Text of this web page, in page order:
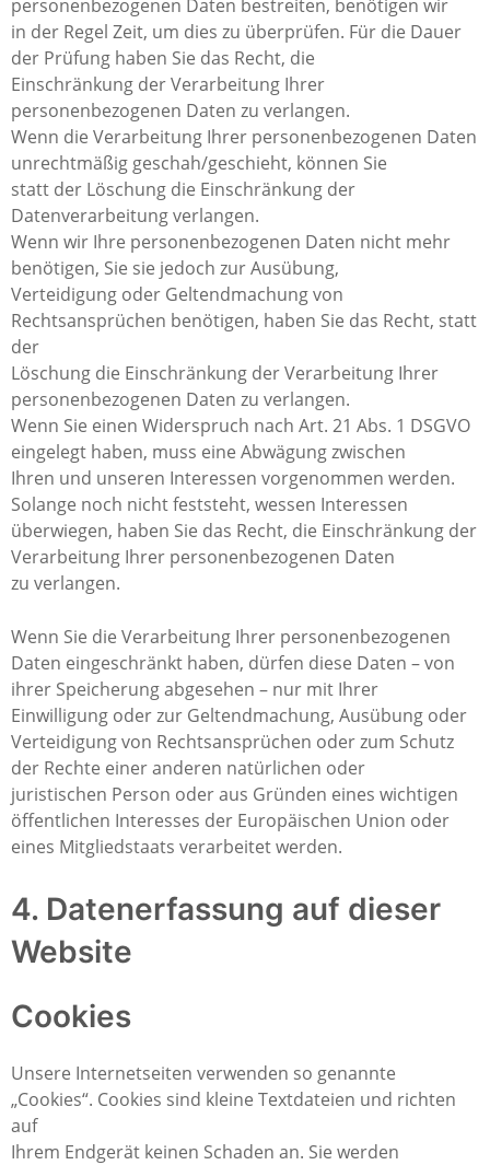
personenbezogenen Daten bestreiten, benötigen wir
in der Regel Zeit, um dies zu überprüfen. Für die Dauer
der Prüfung haben Sie das Recht, die
Einschränkung der Verarbeitung Ihrer
personenbezogenen Daten zu verlangen.
Wenn die Verarbeitung Ihrer personenbezogenen Daten
unrechtmäßig geschah/geschieht, können Sie
statt der Löschung die Einschränkung der
Datenverarbeitung verlangen.
Wenn wir Ihre personenbezogenen Daten nicht mehr
benötigen, Sie sie jedoch zur Ausübung,
Verteidigung oder Geltendmachung von
Rechtsansprüchen benötigen, haben Sie das Recht, statt
der
Löschung die Einschränkung der Verarbeitung Ihrer
personenbezogenen Daten zu verlangen.
Wenn Sie einen Widerspruch nach Art. 21 Abs. 1 DSGVO
eingelegt haben, muss eine Abwägung zwischen
Ihren und unseren Interessen vorgenommen werden.
Solange noch nicht feststeht, wessen Interessen
überwiegen, haben Sie das Recht, die Einschränkung der
Verarbeitung Ihrer personenbezogenen Daten
zu verlangen.
Wenn Sie die Verarbeitung Ihrer personenbezogenen
Daten eingeschränkt haben, dürfen diese Daten – von
ihrer Speicherung abgesehen – nur mit Ihrer
Einwilligung oder zur Geltendmachung, Ausübung oder
Verteidigung von Rechtsansprüchen oder zum Schutz
der Rechte einer anderen natürlichen oder
juristischen Person oder aus Gründen eines wichtigen
öffentlichen Interesses der Europäischen Union oder
eines Mitgliedstaats verarbeitet werden.
4. Datenerfassung auf dieser
Website
Cookies
Unsere Internetseiten verwenden so genannte
„Cookies“. Cookies sind kleine Textdateien und richten
auf
Ihrem Endgerät keinen Schaden an. Sie werden